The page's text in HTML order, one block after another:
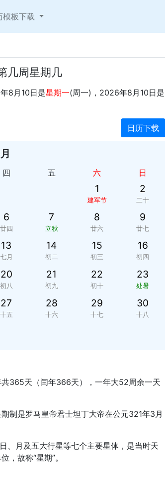
模板下载
几周星期几
8月10日是星期一(周一)，2026年8月10日是
日历下载
四 五 六 日
1
建军节
2
二十
6
廿四
7
立秋
8
廿六
9
廿七
13
七月
14
初二
15
初三
16
初四
20
初八
21
初九
22
初十
23
处暑
27
十五
28
十六
29
十七
30
十八
365天（闰年366天），一年大52周余一天
制是罗马皇帝君士坦丁大帝在公元321年3月
、月及五大行星等七个主要星体，是当时天
，故称“星期”。